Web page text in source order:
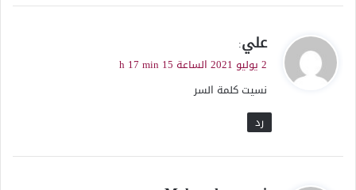
ي
ق
ل
علي:
2 يوليو 2021 الساعة 15 h 17 min
نسيت كلمة السر
رد